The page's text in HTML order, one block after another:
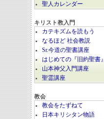
聖人カレンダー
キリスト教入門
カテキズムを読もう
なるほど 社会教説
Sr.今道の聖書講座
はじめての『旧約聖書』
山本神父入門講座
聖霊講座
教会
教会をたずねて
日本キリシタン物語